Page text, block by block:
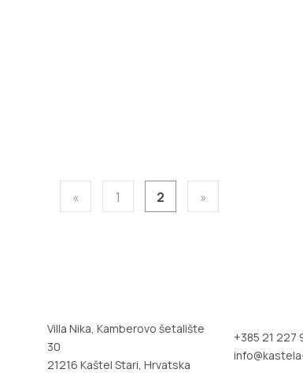
« 1 2 »
Villa Nika, Kamberovo šetalište
30
21216 Kaštel Stari, Hrvatska
+385 21 227